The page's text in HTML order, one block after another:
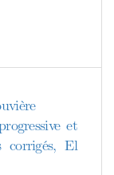
et
corrigés, El